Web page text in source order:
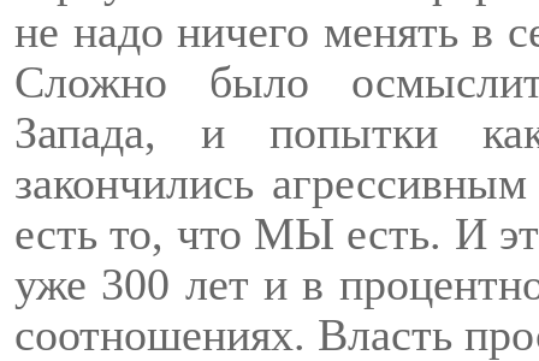
не надо ничего менять в
Сложно было
Запада, и попытки
закончились
есть то, что МЫ есть. И
уже 300 лет и в
соотношениях. Власть